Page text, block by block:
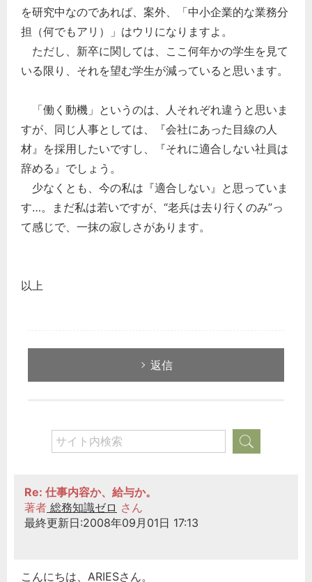
を研究中なのであれば、案外、「中小企業的な業務分
担（何でもアリ）」はウリになりますよ。
ただし、新卒に関しては、ここ何年かの学生を見て
いる限り、それを望む学生が減っていると思います。
「働く動機」というのは、人それぞれ違うと思いま
すが、同じ人事としては、『会社にあった目線の人
材』を採用したいですし、『それに適合しない社員は
辞める』でしょう。
少なくとも、今の私は『適合しない』と思っていま
す…。まだ私は若いですが、“老兵は去り行くのみ”っ
て感じで、一抹の寂しさがあります。
以上
返信
Re: 仕事内容か、給与か。
著者 総務知識ゼロ さん
最終更新日:2008年09月01日 17:13
こんにちは、ARIESさん。